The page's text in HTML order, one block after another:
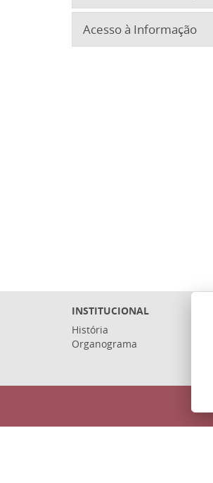
Acesso à Informação
INSTITUCIONAL
História
Organograma